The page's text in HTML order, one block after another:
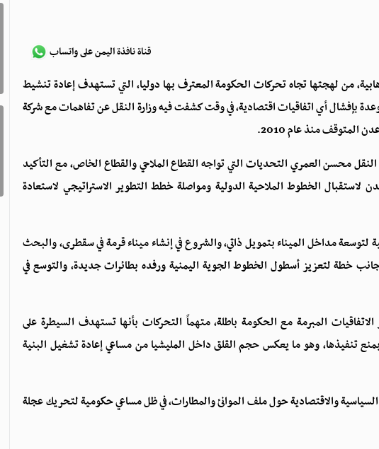
قناة نافذة اليمن على واتساب
من لهجتها تجاه تحركات الحكومة المعترف بها دوليا، التي تستهدف إعادة تنشيط
بإفشال أي اتفاقيات اقتصادية، في وقت كشفت فيه وزارة النقل عن تفاهمات مع شركة
المتوقف منذ عام 2010.
محسن العمري التحديات التي تواجه القطاع الملاحي والقطاع الخاص، مع التأكيد
لاستقبال الخطوط الملاحية الدولية ومواصلة خطط التطوير الاستراتيجي لاستعادة
مداخل الميناء بتمويل ذاتي، والشروع في إنشاء ميناء قرمة في سقطرى، والبحث
خطة لتعزيز أسطول الخطوط الجوية اليمنية ورفده بطائرات جديدة، والتوسع في
المبرمة مع الحكومة باطلة، متهماً التحركات بأنها تستهدف السيطرة على
تنفيذها، وهو ما يعكس حجم القلق داخل المليشيا من مساعي إعادة تشغيل البنية
والاقتصادية حول ملف الموانئ والمطارات، في ظل مساعي حكومية لتحريك عجلة